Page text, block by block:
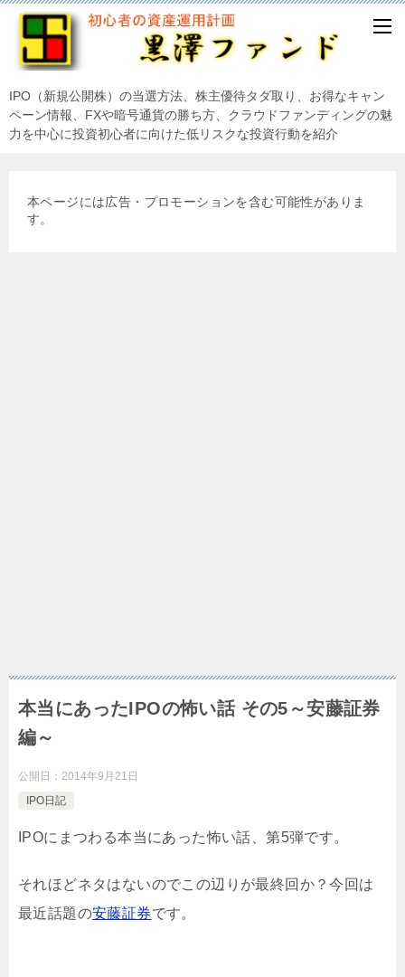
IPO（新規公開株）の当選方法、株主優待タダ取り、お得なキャン
ペーン情報、FXや暗号通貨の勝ち方、クラウドファンディングの魅
力を中心に投資初心者に向けた低リスクな投資行動を紹介
本ページには広告・プロモーションを含む可能性がありま
す。
本当にあったIPOの怖い話 その5～安藤証券
編～
公開日： 2014年9月21日
IPO日記
IPOにまつわる本当にあった怖い話、第5弾です。
それほどネタはないのでこの辺りが最終回か？今回は
最近話題の安藤証券です。